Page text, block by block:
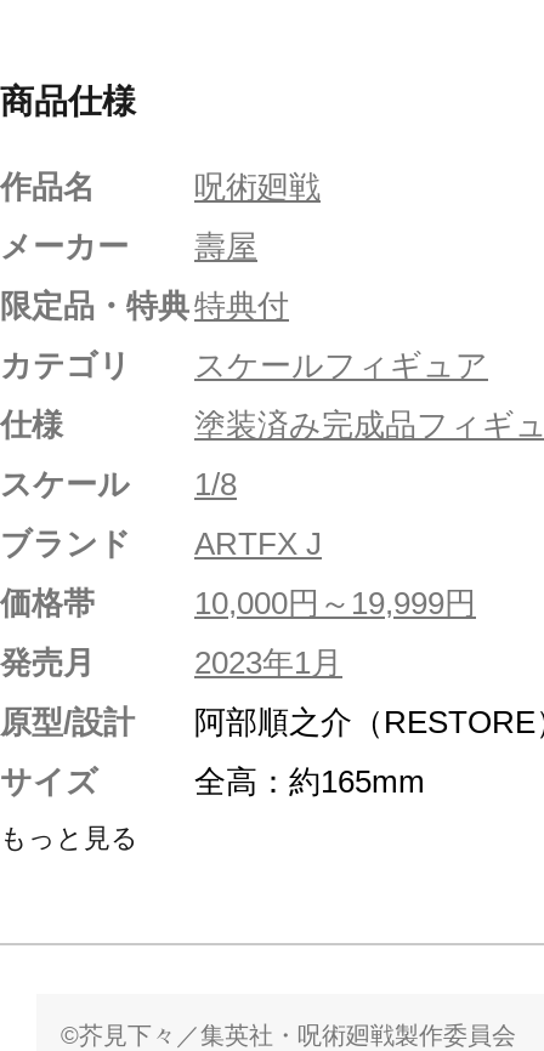
商品仕様
作品名
呪術廻戦
メーカー
壽屋
限定品・特典特典付
カテゴリ
スケールフィギュア
仕様
塗装済み完成品フィギ
スケール
1/8
ブランド
ARTFX J
価格帯
10,000円～19,999円
発売月
2023年1月
原型/設計
阿部順之介（RESTORE
サイズ
全高：約165mm
もっと見る
©芥見下々／集英社・呪術廻戦製作委員会